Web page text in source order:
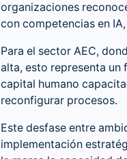
organizaciones
con competencias en
Para el sector AEC,
alta, esto representa un
capital humano
reconfigurar procesos.
Este desfase entre
implementación